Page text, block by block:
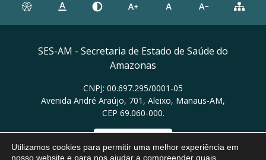
SES-AM - Secretaria de Estado de Saúde do
Amazonas
CNPJ: 00.697.295/0001-05
Avenida André Araújo, 701, Aleixo, Manaus-AM,
CEP 69.060-000.
Utilizamos cookies para permitir uma melhor experiência em
nosso website e para nos ajudar a compreender quais